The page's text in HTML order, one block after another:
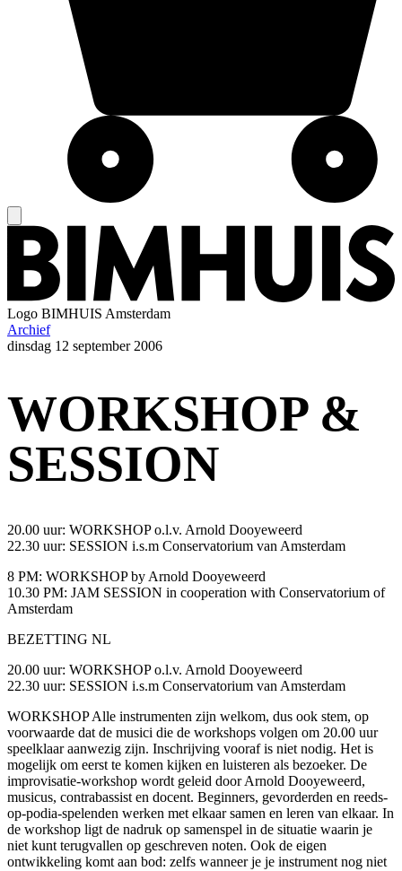
Logo BIMHUIS Amsterdam
Archief
dinsdag 12 september 2006
WORKSHOP &
SESSION
20.00 uur: WORKSHOP o.l.v. Arnold Dooyeweerd
22.30 uur: SESSION i.s.m Conservatorium van Amsterdam
8 PM: WORKSHOP by Arnold Dooyeweerd
10.30 PM: JAM SESSION in cooperation with Conservatorium of
Amsterdam
BEZETTING NL
20.00 uur: WORKSHOP o.l.v. Arnold Dooyeweerd
22.30 uur: SESSION i.s.m Conservatorium van Amsterdam
WORKSHOP Alle instrumenten zijn welkom, dus ook stem, op
voorwaarde dat de musici die de workshops volgen om 20.00 uur
speelklaar aanwezig zijn. Inschrijving vooraf is niet nodig. Het is
mogelijk om eerst te komen kijken en luisteren als bezoeker. De
improvisatie-workshop wordt geleid door Arnold Dooyeweerd,
musicus, contrabassist en docent. Beginners, gevorderden en reeds-
op-podia-spelenden werken met elkaar samen en leren van elkaar. In
de workshop ligt de nadruk op samenspel in de situatie waarin je
niet kunt terugvallen op geschreven noten. Ook de eigen
ontwikkeling komt aan bod: zelfs wanneer je je instrument nog niet